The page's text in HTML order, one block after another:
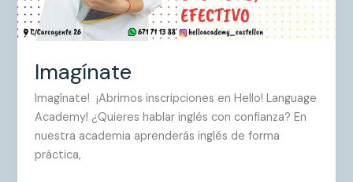
Imagínate
Imagínate! ¡Abrimos inscripciones en Hello! Language
Academy! ¿Quieres hablar inglés con confianza? En
nuestra academia aprenderás inglés de forma
práctica,